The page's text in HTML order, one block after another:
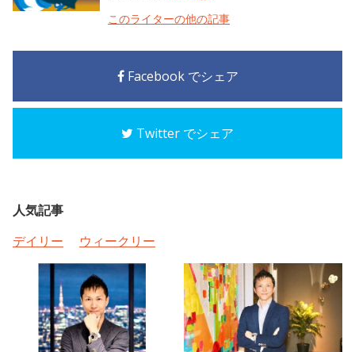
このライターの他の記事
Facebook でシェア
Twitter でシェア
人気記事
デイリー
ウィークリー